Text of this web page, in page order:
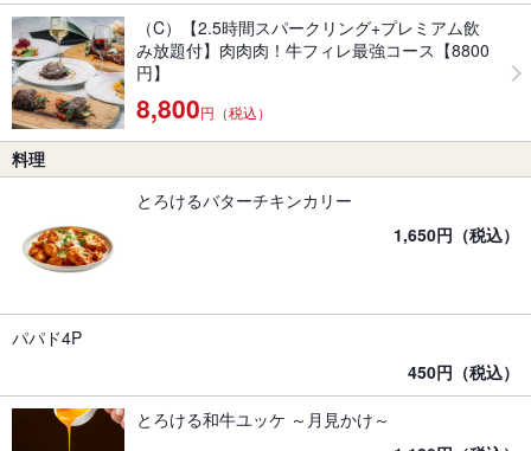
（C）【2.5時間スパークリング+プレミアム飲
み放題付】肉肉肉！牛フィレ最強コース【8800
円】
8,800円（税込）
料理
とろけるバターチキンカリー
1,650円（税込）
パパド4P
450円（税込）
とろける和牛ユッケ ～月見かけ～